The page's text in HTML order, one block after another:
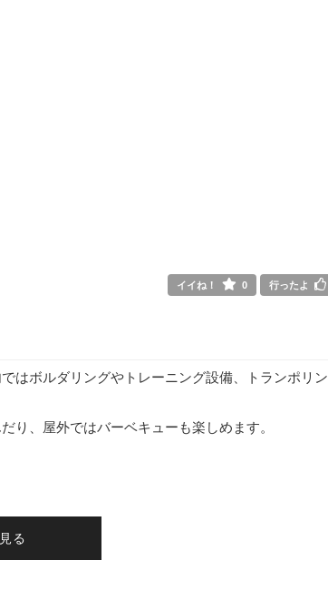
イイね！ 0 行ったよ
はボルダリングやトレーニング設備、トランポリン
り、屋外ではバーベキューも楽しめます。